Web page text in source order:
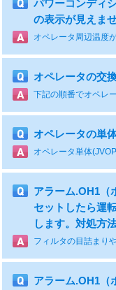
パワーコンディ
の表示が見えま
オペレータの交
オペレータの単
アラーム.OH1（
セットしたら運
します。対処方
アラーム.OH1（